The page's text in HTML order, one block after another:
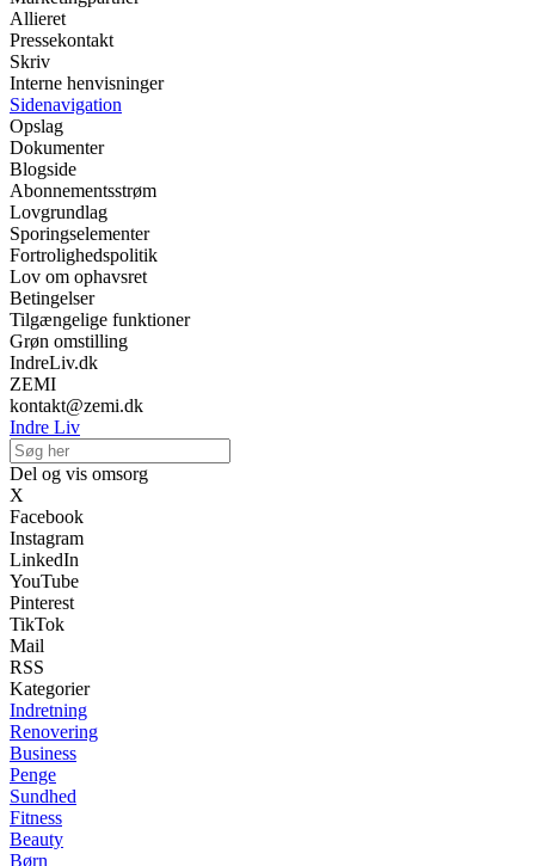
Allieret
Pressekontakt
Skriv
Interne henvisninger
Sidenavigation
Opslag
Dokumenter
Blogside
Abonnementsstrøm
Lovgrundlag
Sporingselementer
Fortrolighedspolitik
Lov om ophavsret
Betingelser
Tilgængelige funktioner
Grøn omstilling
IndreLiv.dk
ZEMI
kontakt@zemi.dk
Indre Liv
Del og vis omsorg
X
Facebook
Instagram
LinkedIn
YouTube
Pinterest
TikTok
Mail
RSS
Kategorier
Indretning
Renovering
Business
Penge
Sundhed
Fitness
Beauty
Børn